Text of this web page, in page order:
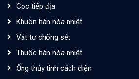
Cọc tiếp địa
Khuôn hàn hóa nhiệt
Vật tư chống sét
Thuốc hàn hóa nhiệt
Ống thủy tinh cách điện